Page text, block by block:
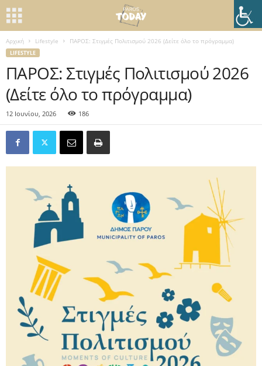
Αρχική Lifestyle ΠΑΡΟΣ: Στιγμές Πολιτισμού 2026 (Δείτε όλο το πρόγραμμα)
LIFESTYLE
ΠΑΡΟΣ: Στιγμές Πολιτισμού 2026
(Δείτε όλο το πρόγραμμα)
12 Ιουνίου, 2026 186